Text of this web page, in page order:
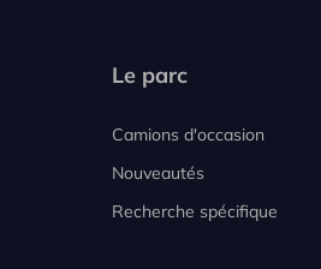
Le parc
Camions d'occasion
Nouveautés
Recherche spécifique